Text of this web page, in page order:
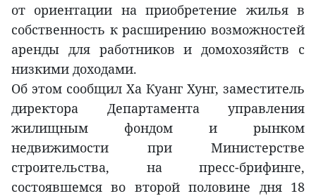
от ориентации на приобретение жилья в
собственность к расширению возможностей
аренды для работников и домохозяйств с
низкими доходами.
Об этом сообщил Ха Куанг Хунг, заместитель
директора Департамента управления
жилищным фондом и рынком
недвижимости при Министерстве
строительства, на пресс-брифинге,
состоявшемся во второй половине дня 18